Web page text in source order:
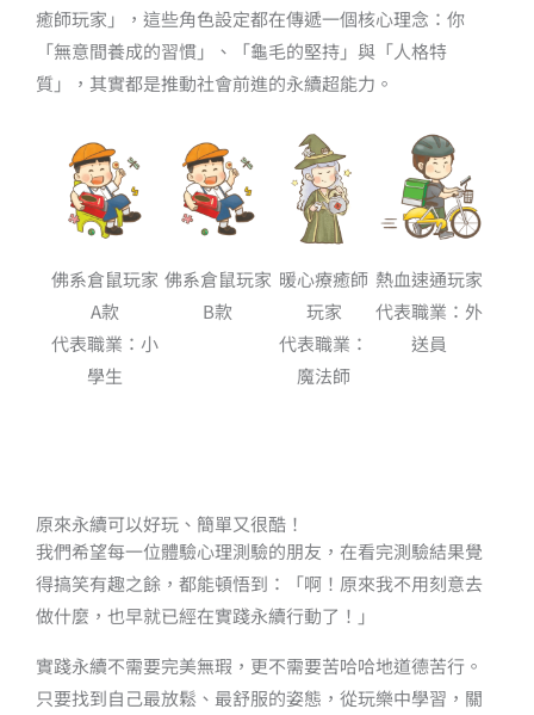
癒師玩家」，這些角色設定都在傳遞一個核心理念：你
「無意間養成的習慣」、「龜毛的堅持」與「人格特
質」，其實都是推動社會前進的永續超能力。
佛系倉鼠玩家
A款
代表職業：小
學生
佛系倉鼠玩家
B款
暖心療癒師
玩家
代表職業：
魔法師
熱血速通玩家
代表職業：外
送員
原來永續可以好玩、簡單又很酷！
我們希望每一位體驗心理測驗的朋友，在看完測驗結果覺
得搞笑有趣之餘，都能頓悟到：「啊！原來我不用刻意去
做什麼，也早就已經在實踐永續行動了！」
實踐永續不需要完美無瑕，更不需要苦哈哈地道德苦行。
只要找到自己最放鬆、最舒服的姿態，從玩樂中學習，關